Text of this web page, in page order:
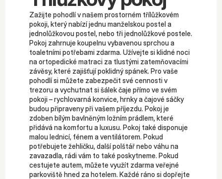
Zažijte pohodlí v našem prostorném třílůžkovém
pokoji, který nabízí jednu manželskou postel a
jednolůžkovou postel, nebo tři jednolůžkové postele.
Pokoj zahrnuje koupelnu vybavenou sprchou a
toaletními potřebami zdarma. Užívejte si klidné noci
na ortopedické matraci za tlustými zatemňovacími
závěsy, které zajišťují poklidný spánek. Pro vaše
pohodlí si můžete zabezpečit své cennosti v
trezoru a vychutnat si šálek čaje přímo ve svém
pokoji – rychlovarná konvice, hrnky a čajové sáčky
budou připraveny při vašem příjezdu. Pokoj je
zdoben bílým bavlněným ložním prádlem, které
přidává na komfortu a luxusu. Pokoj také disponuje
malou lednicí, fénem a ventilátorem. Pokud
potřebujete žehličku, další polštář nebo váhu na
zavazadla, rádi vám to také poskytneme. Pokud
cestujete autem, můžete využít zdarma veřejné
parkoviště hned za hotelem. Každé ráno si dopřejte